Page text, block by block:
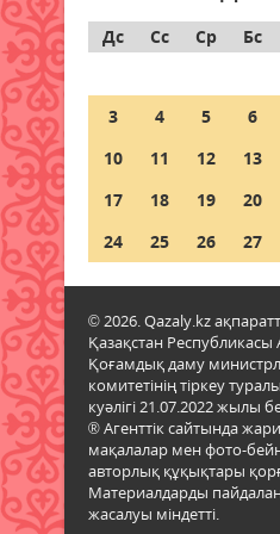
Дауыл, жаңбыр:
бірнеше өңірінде
байланысты
Бұршақ, дауыл:
өңірінде дауылды
жарияланды
06 тамыз 2026 ж.
6 тамызға валюта
06 тамыз 2026 ж.
Синоптиктер
қаласында ауа
нашарлауы мүмкін
ескертті
06 тамыз 2026 ж.
Дс
Сс Ср Бс
3
4 5 6
10
11 12 13
17
18 19 20
24
25 26 27
© 2026. Qazaly.kz
Қазақстан
Қоғамдық даму
комитетінің тіркеу
куәлігі 21.07.2022 жылы
® Агенттік сайтында
мақалалар мен фото-
авторлық құқықтары
Материалдарды
жасалуы міндетті.